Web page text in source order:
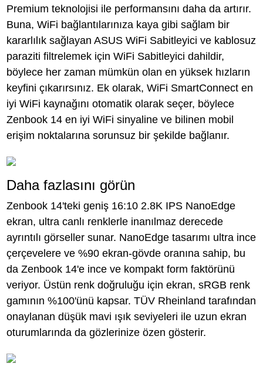
Premium teknolojisi ile performansını daha da artırır.
Buna, WiFi bağlantılarınıza kaya gibi sağlam bir
kararlılık sağlayan ASUS WiFi Sabitleyici ve kablosuz
paraziti filtrelemek için WiFi Sabitleyici dahildir,
böylece her zaman mümkün olan en yüksek hızların
keyfini çıkarırsınız. Ek olarak, WiFi SmartConnect en
iyi WiFi kaynağını otomatik olarak seçer, böylece
Zenbook 14 en iyi WiFi sinyaline ve bilinen mobil
erişim noktalarına sorunsuz bir şekilde bağlanır.
Daha fazlasını görün
Zenbook 14'teki geniş 16:10 2.8K IPS NanoEdge
ekran, ultra canlı renklerle inanılmaz derecede
ayrıntılı görseller sunar. NanoEdge tasarımı ultra ince
çerçevelere ve %90 ekran-gövde oranına sahip, bu
da Zenbook 14'e ince ve kompakt form faktörünü
veriyor. Üstün renk doğruluğu için ekran, sRGB renk
gamının %100'ünü kapsar. TÜV Rheinland tarafından
onaylanan düşük mavi ışık seviyeleri ile uzun ekran
oturumlarında da gözlerinize özen gösterir.